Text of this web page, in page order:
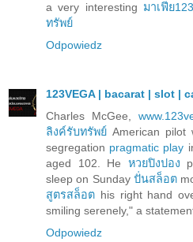
a very interesting มาเฟีย123
ทรัพย์
Odpowiedz
123VEGA | bacarat | slot |
Charles McGee,
ลิงค์รับทรัพย์ American
segregation pragmatic play
aged 102. He หวยปิงปอง
sleep on Sunday ปั่นสล็อต
สูตรสล็อต his right hand
smiling serenely," a
Odpowiedz